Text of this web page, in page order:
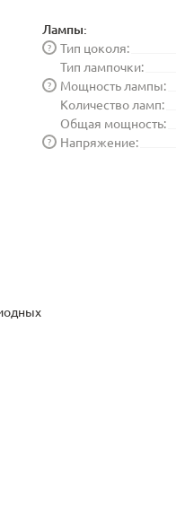
Лампы:
Тип цоколя:
?
Тип лампочки:
Мощность лампы:
?
Количество ламп:
Общая мощность:
Напряжение:
?